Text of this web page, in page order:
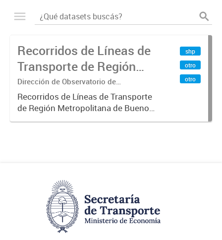
Recorridos de Líneas de
Transporte de Región
Metropolitana de
Buenos Aires (RMBA)
Dirección de Observatorio de
Transporte, Estudio y Sistemas
Recorridos de Líneas de Transporte
de Región Metropolitana de Buenos
Aires (RMBA).-
shp
otro
otro